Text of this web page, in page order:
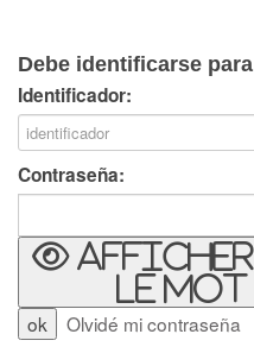
Debe identificarse
Identificador:
Contraseña:
Afficher
le mot
Olvidé mi contraseña